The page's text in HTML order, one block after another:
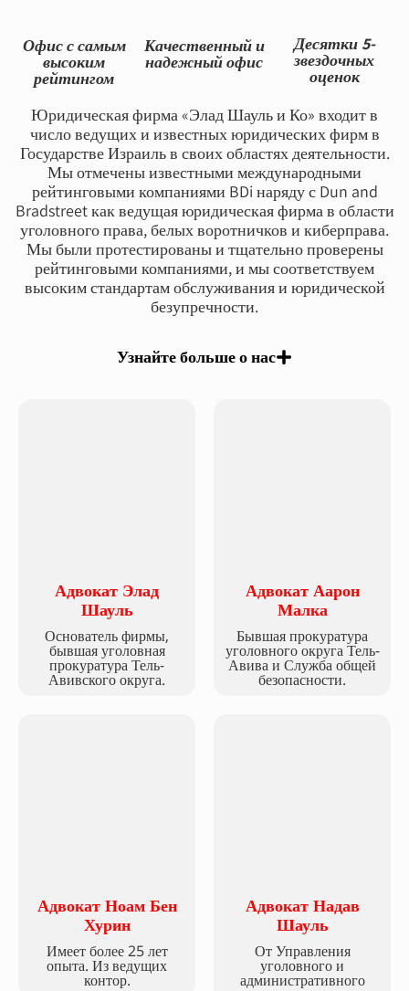
Офис с самым
высоким
рейтингом
Качественный и
надежный офис
Десятки 5-
звездочных
оценок
Юридическая фирма «Элад Шауль и Ко» входит в
число ведущих и известных юридических фирм в
Государстве Израиль в своих областях деятельности.
Мы отмечены известными международными
рейтинговыми компаниями BDi наряду с Dun and
Bradstreet как ведущая юридическая фирма в области
уголовного права, белых воротничков и киберправа.
Мы были протестированы и тщательно проверены
рейтинговыми компаниями, и мы соответствуем
высоким стандартам обслуживания и юридической
безупречности.
Узнайте больше о нас
Адвокат Элад
Шауль
Основатель фирмы,
бывшая уголовная
прокуратура Тель-
Авивского округа.
Адвокат Аарон
Малка
Бывшая прокуратура
уголовного округа Тель-
Авива и Служба общей
безопасности.
Адвокат Ноам Бен
Хурин
Имеет более 25 лет
опыта. Из ведущих
контор.
Адвокат Надав
Шауль
От Управления
уголовного и
административного